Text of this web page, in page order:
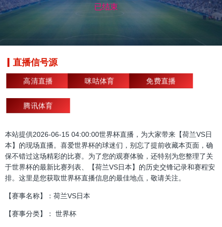
已结束
直播信号源
高清直播 咪咕体育 免费直播
腾讯体育
本站提供2026-06-15 04:00:00世界杯直播，为大家带来【荷兰VS日
本】的现场直播。喜爱世界杯的球迷们，别忘了提前收藏本页面，确
保不错过这场精彩的比赛。为了您的观赛体验，还特别为您整理了关
于世界杯的最新比赛列表、【荷兰VS日本】的历史交锋记录和赛程安
排。这里是您获取世界杯直播信息的最佳地点，敬请关注。
【赛事名称】：荷兰VS日本
【赛事分类】： 世界杯